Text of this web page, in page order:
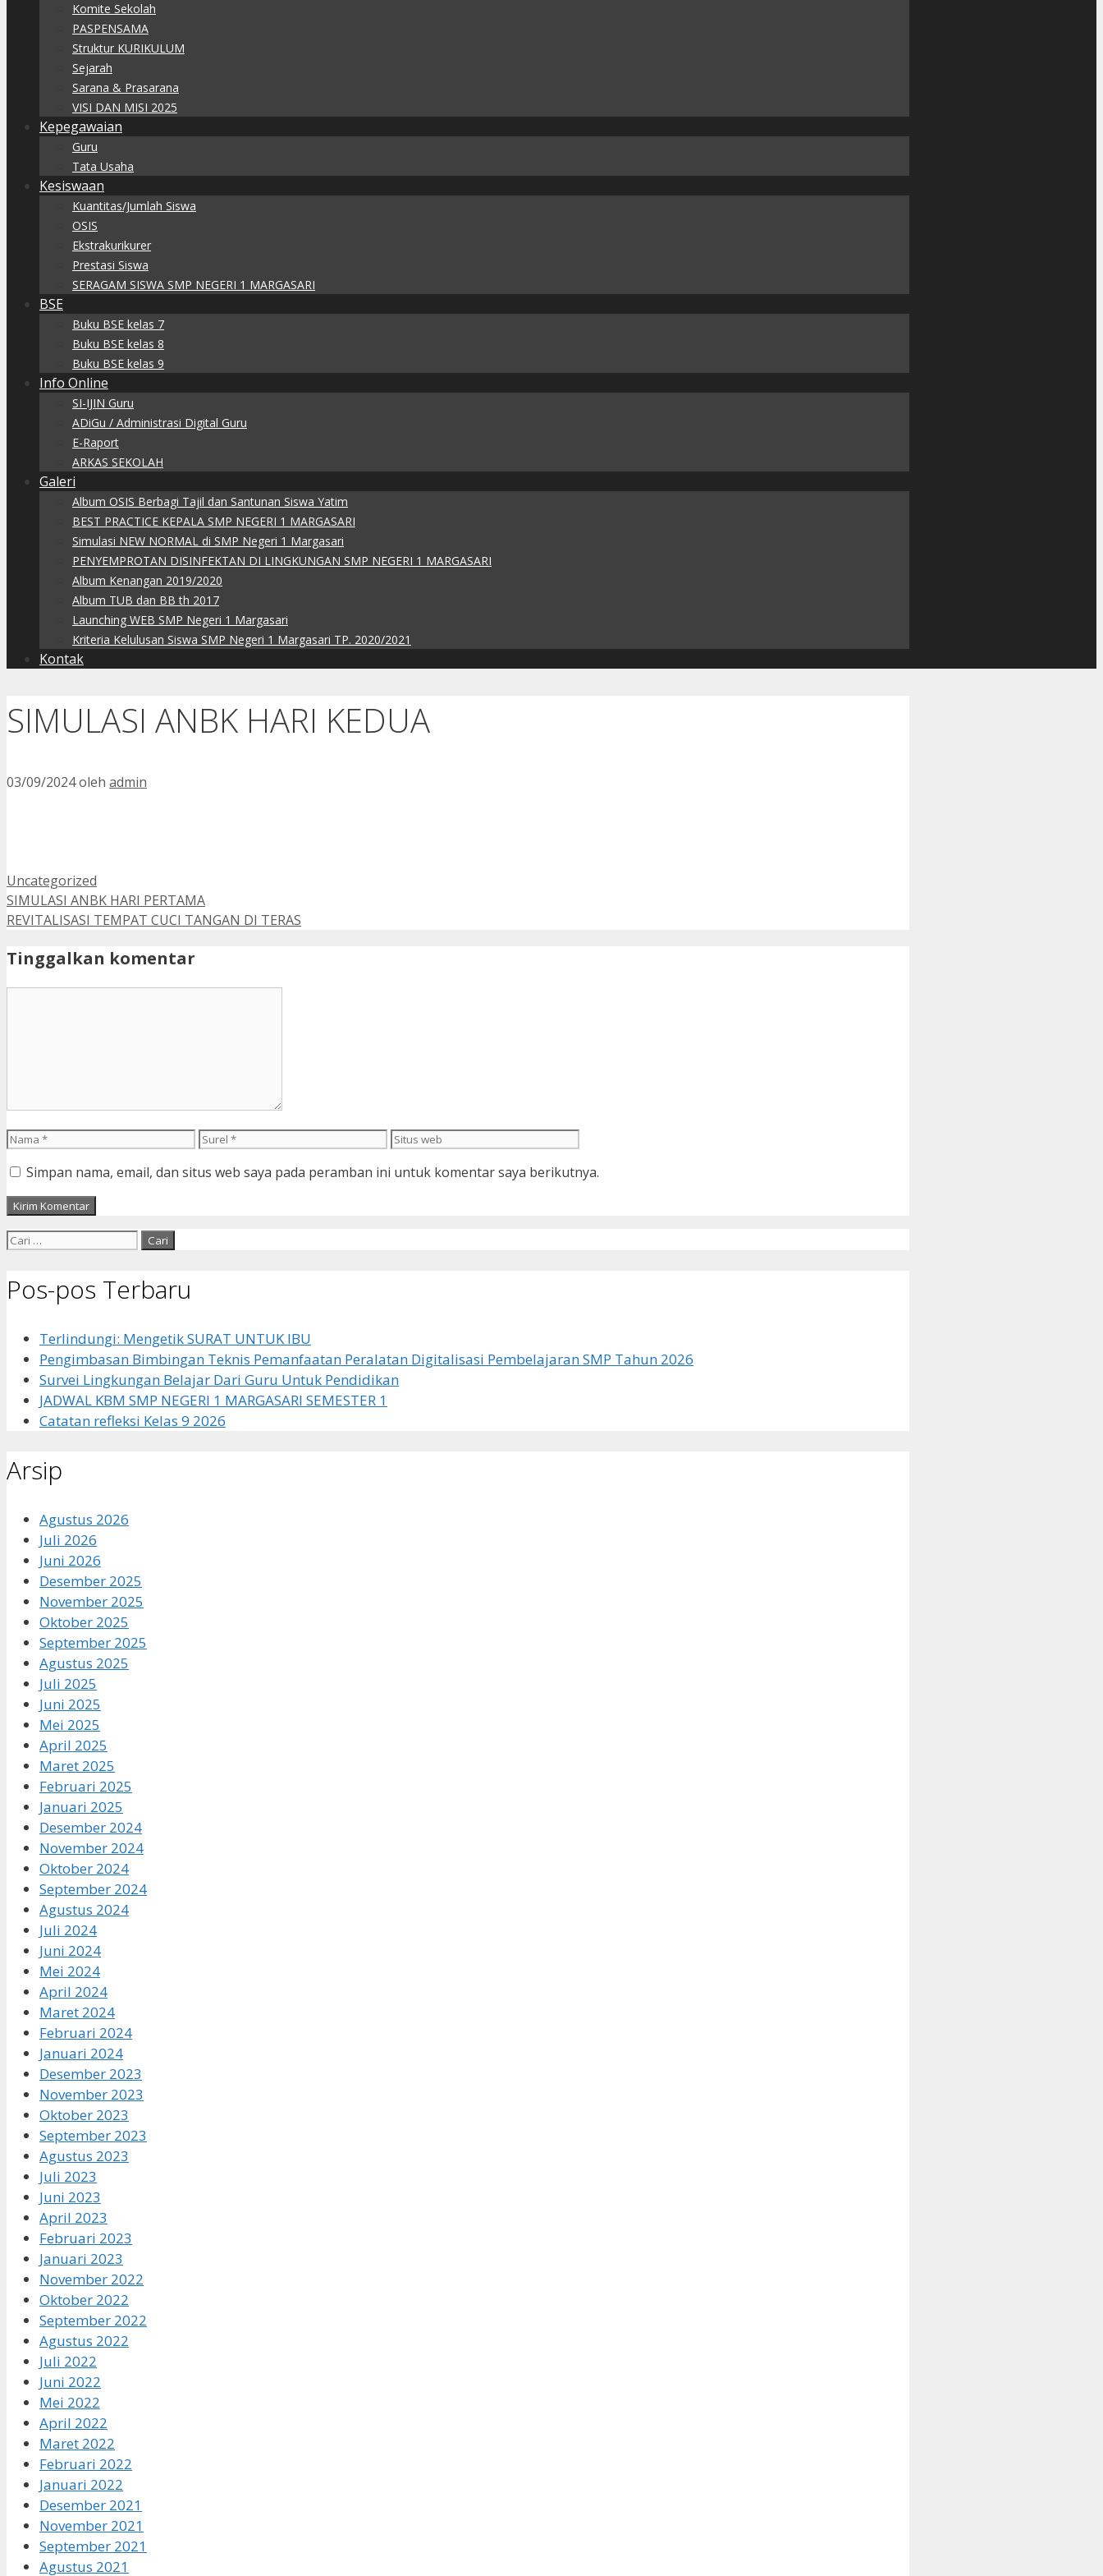
Komite Sekolah
PASPENSAMA
Struktur KURIKULUM
Sejarah
Sarana & Prasarana
VISI DAN MISI 2025
Kepegawaian
Guru
Tata Usaha
Kesiswaan
Kuantitas/Jumlah Siswa
OSIS
Ekstrakurikurer
Prestasi Siswa
SERAGAM SISWA SMP NEGERI 1 MARGASARI
BSE
Buku BSE kelas 7
Buku BSE kelas 8
Buku BSE kelas 9
Info Online
SI-IJIN Guru
ADiGu / Administrasi Digital Guru
E-Raport
ARKAS SEKOLAH
Galeri
Album OSIS Berbagi Tajil dan Santunan Siswa Yatim
BEST PRACTICE KEPALA SMP NEGERI 1 MARGASARI
Simulasi NEW NORMAL di SMP Negeri 1 Margasari
PENYEMPROTAN DISINFEKTAN DI LINGKUNGAN SMP NEGERI 1 MARGASARI
Album Kenangan 2019/2020
Album TUB dan BB th 2017
Launching WEB SMP Negeri 1 Margasari
Kriteria Kelulusan Siswa SMP Negeri 1 Margasari TP. 2020/2021
Kontak
SIMULASI ANBK HARI KEDUA
03/09/2024oleh admin
Kategori
Uncategorized
SIMULASI ANBK HARI PERTAMA
REVITALISASI TEMPAT CUCI TANGAN DI TERAS
Tinggalkan komentar
Nama Surel
Situs
Simpan nama, email, dan situs web saya pada peramban ini untuk komentar saya berikutnya.
Cari
Pos-pos Terbaru
Terlindungi: Mengetik SURAT UNTUK IBU
Pengimbasan Bimbingan Teknis Pemanfaatan Peralatan Digitalisasi Pembelajaran SMP Tahun 2026
Survei Lingkungan Belajar Dari Guru Untuk Pendidikan
JADWAL KBM SMP NEGERI 1 MARGASARI SEMESTER 1
Catatan refleksi Kelas 9 2026
Arsip
Agustus 2026
Juli 2026
Juni 2026
Desember 2025
November 2025
Oktober 2025
September 2025
Agustus 2025
Juli 2025
Juni 2025
Mei 2025
April 2025
Maret 2025
Februari 2025
Januari 2025
Desember 2024
November 2024
Oktober 2024
September 2024
Agustus 2024
Juli 2024
Juni 2024
Mei 2024
April 2024
Maret 2024
Februari 2024
Januari 2024
Desember 2023
November 2023
Oktober 2023
September 2023
Agustus 2023
Juli 2023
Juni 2023
April 2023
Februari 2023
Januari 2023
November 2022
Oktober 2022
September 2022
Agustus 2022
Juli 2022
Juni 2022
Mei 2022
April 2022
Maret 2022
Februari 2022
Januari 2022
Desember 2021
November 2021
September 2021
Agustus 2021